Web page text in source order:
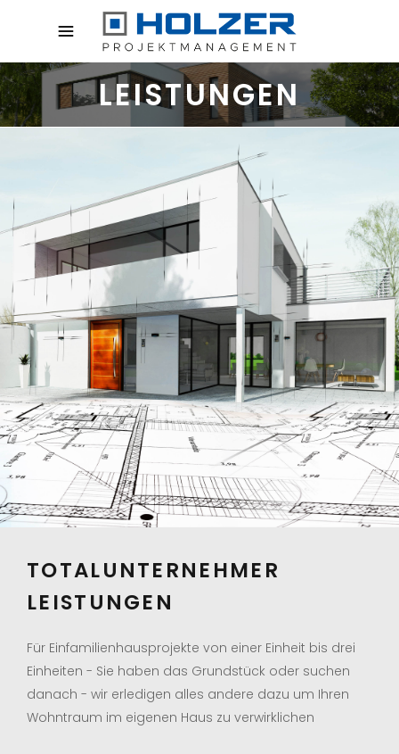
LEISTUNGEN
TOTALUNTERNEHMER
LEISTUNGEN
Für Einfamilienhausprojekte von einer Einheit bis drei
Einheiten - Sie haben das Grundstück oder suchen
danach - wir erledigen alles andere dazu um Ihren
Wohntraum im eigenen Haus zu verwirklichen